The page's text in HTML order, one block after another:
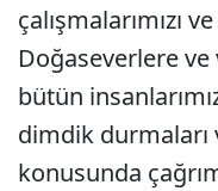
çalışmalarımızı
Doğaseverlere
bütün
dimdik durmaları
konusunda